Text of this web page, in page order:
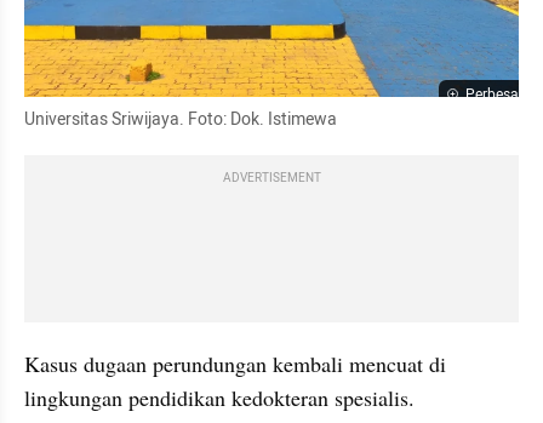
Perbesar
Universitas Sriwijaya. Foto: Dok. Istimewa
ADVERTISEMENT
Kasus dugaan perundungan kembali mencuat di
lingkungan pendidikan kedokteran spesialis.